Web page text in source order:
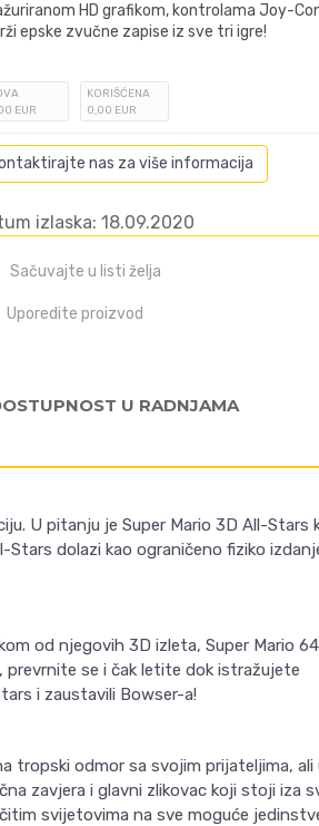
HD grafikom, kontrolama Joy-
epske zvučne zapise iz sve tri igre!
EUR
KORIŠĆENA
0,00 EUR
nas za više informacija
izlaska: 18.09.2020
Sačuvajte u listi želja
Uporedite proizvod
U RADNJAMA
U pitanju je Super Mario 3D All-Stars
Stars dolazi kao ograničeno fiziko
od njegovih 3D izleta, Super Mario
prevrnite se i čak letite dok istražujete
i zaustavili Bowser-a!
tropski odmor sa svojim prijateljima,
zavjera i glavni zlikovac koji stoji iza
svijetovima na sve moguće